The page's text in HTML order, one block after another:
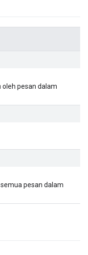
pesan dalam
pesan dalam